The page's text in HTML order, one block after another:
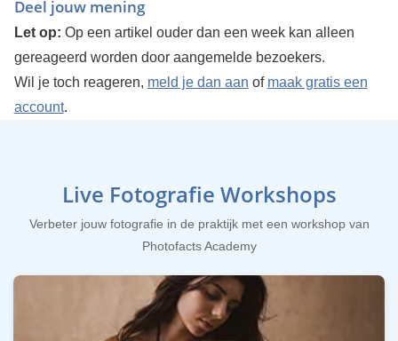
Deel jouw mening
Let op: Op een artikel ouder dan een week kan alleen
gereageerd worden door aangemelde bezoekers.
Wil je toch reageren, meld je dan aan of maak gratis een
account.
Live Fotografie Workshops
Verbeter jouw fotografie in de praktijk met een workshop van
Photofacts Academy